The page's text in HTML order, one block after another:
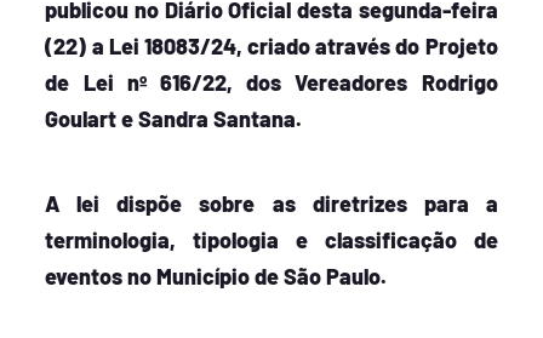
publicou no Diário Oficial desta segunda-feira
(22) a Lei 18083/24, criado através do Projeto
de Lei nº 616/22, dos Vereadores Rodrigo
Goulart e Sandra Santana.
A lei dispõe sobre as diretrizes para a
terminologia, tipologia e classificação de
eventos no Município de São Paulo.